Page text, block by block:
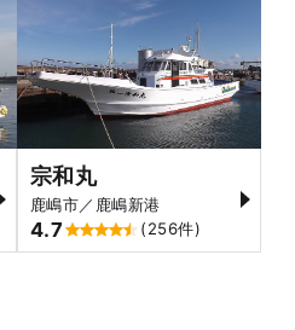
宗和丸
鹿嶋市／鹿嶋新港
4.7 (256件)